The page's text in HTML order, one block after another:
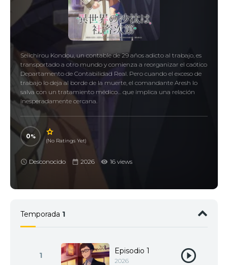
Seiichirou Kondou, un contable de 29 años adicto al trabajo, es
transportado a otro mundo y comienza a reorganizar el caótico
Departamento de Contabilidad Real. Pero cuando el exceso de
trabajo lo deja al borde de la muerte, el comandante Aresh lo
salva con un tratamiento médico… que implica una relación
inesperadamente cercana.
0
(No Ratings Yet)
Desconocido 2026 16 views
Temporada 1
1 Episodio 1
2026